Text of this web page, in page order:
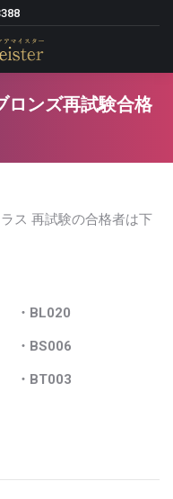
ロンズ再試験合格
ス 再試験の合格者は下
・BL020
・BS006
・BT003